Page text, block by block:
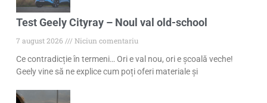
Test Geely Cityray – Noul val old-school
7 august 2026
Niciun comentariu
Ce contradicție în termeni… Ori e val nou, ori e școală veche!
Geely vine să ne explice cum poți oferi materiale și